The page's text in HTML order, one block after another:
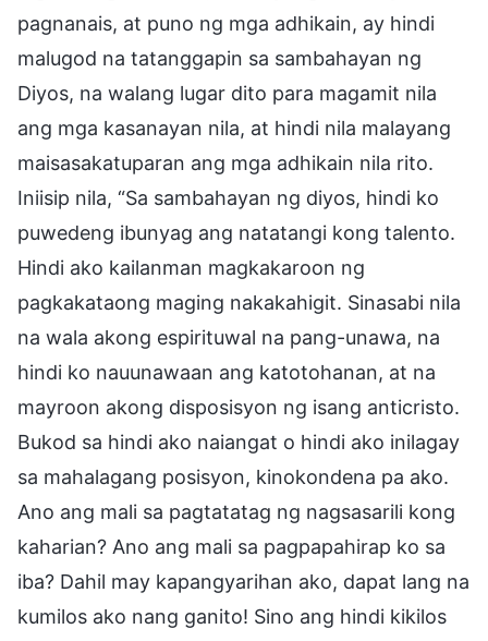
pagnanais, at puno ng mga adhikain, ay hindi
malugod na tatanggapin sa sambahayan ng
Diyos, na walang lugar dito para magamit nila
ang mga kasanayan nila, at hindi nila malayang
maisasakatuparan ang mga adhikain nila rito.
Iniisip nila, “Sa sambahayan ng diyos, hindi ko
puwedeng ibunyag ang natatangi kong talento.
Hindi ako kailanman magkakaroon ng
pagkakataong maging nakakahigit. Sinasabi nila
na wala akong espirituwal na pang-unawa, na
hindi ko nauunawaan ang katotohanan, at na
mayroon akong disposisyon ng isang anticristo.
Bukod sa hindi ako naiangat o hindi ako inilagay
sa mahalagang posisyon, kinokondena pa ako.
Ano ang mali sa pagtatatag ng nagsasarili kong
kaharian? Ano ang mali sa pagpapahirap ko sa
iba? Dahil may kapangyarihan ako, dapat lang na
kumilos ako nang ganito! Sino ang hindi kikilos